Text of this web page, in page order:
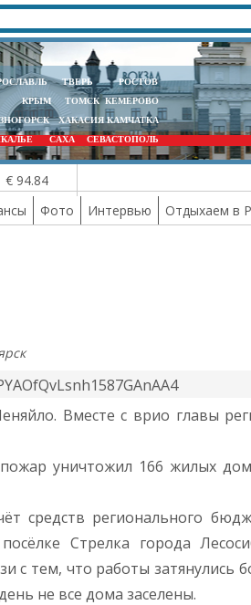
ТВЕРЬ
РОСТОВ
КРЫМ ТОМСККЕМЕРОВО
ХАКАСИЯКАМЧАТКА
САХА СЕВАСТОПОЛЬ
€ 94.84
Фото Интервью Отдыхаем в
Вместе с врио главы
уничтожил 166 жилых
средств регионального
Стрелка города
с тем, что работы затянулись
не все дома заселены.